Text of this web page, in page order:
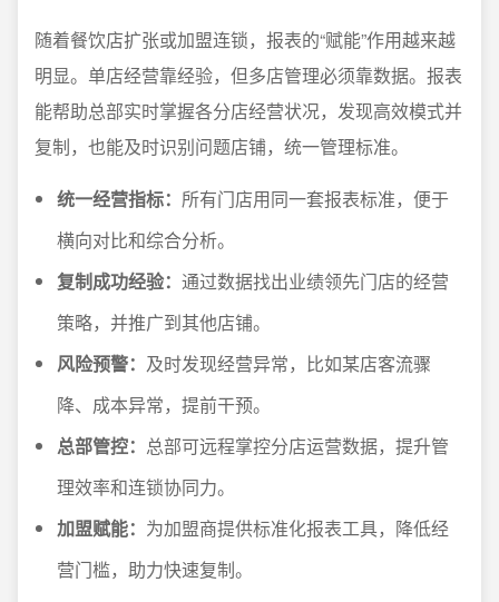
随着餐饮店扩张或加盟连锁，报表的“赋能”作用越来越
明显。单店经营靠经验，但多店管理必须靠数据。报表
能帮助总部实时掌握各分店经营状况，发现高效模式并
复制，也能及时识别问题店铺，统一管理标准。
统一经营指标： 所有门店用同一套报表标准，便于
横向对比和综合分析。
复制成功经验： 通过数据找出业绩领先门店的经营
策略，并推广到其他店铺。
风险预警： 及时发现经营异常，比如某店客流骤
降、成本异常，提前干预。
总部管控： 总部可远程掌控分店运营数据，提升管
理效率和连锁协同力。
加盟赋能： 为加盟商提供标准化报表工具，降低经
营门槛，助力快速复制。